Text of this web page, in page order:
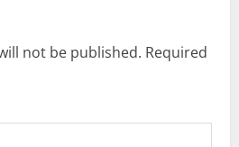
not be published. Required